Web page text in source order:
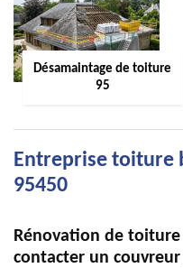
Désamaintage de toiture
95
Entreprise toiture
95450
Rénovation de
contacter un